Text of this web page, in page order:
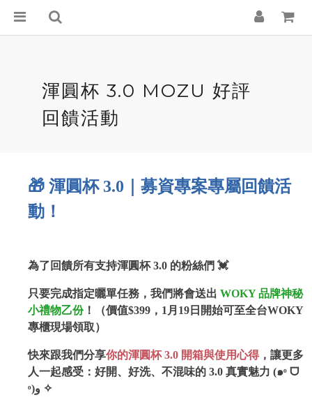
渾圓杯 3.0 MOZU 好評
回饋活動
🎁 渾圓杯 3.0｜募資專案專屬回饋活
動！
為了回饋所有支持渾圓杯 3.0 的粉絲們 💓
只要完成指定曬單任務，我們將會送出 WOKY 品牌神秘
小禮物乙份！（價值$399，1月19日開始可至全台WOKY
專櫃現場領取）
快來跟我們分享你的渾圓杯 3.0 開箱與使用心得，讓更多
人一起感受：好開、好洗、不混味的 3.0 真實魅力 (๑ᵒ ᗜ
ᵒ)و ✧